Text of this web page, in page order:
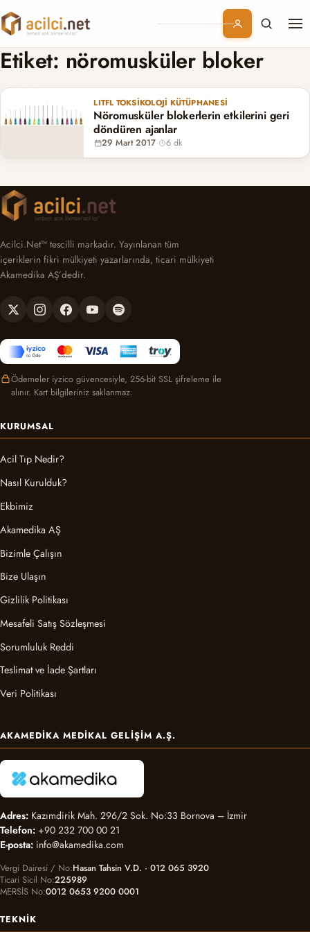
Branşlar
Konular
Kurumsal
Etiket: nöromusküler bloker
LITFL TOKSIKOLOJI KÜTÜPHANESI
Nöromusküler blokerlerin etkilerini geri
döndüren ajanlar
29 Mart 2017· 6 dk
Acilci.Net™ tescilli markadır. Yayınlanan tüm
içeriklerin fikri mülkiyeti yazarlarında, ticari mülkiyeti
Akamedika AŞ’dedir.
Ödemeler iyzico güvencesiyle, 256-bit SSL şifreleme ile
alınır. Kart bilgileriniz saklanmaz.
KURUMSAL
Acil Tıp Nedir?
Nasıl Kurulduk?
Ekbimiz
Akamedika AŞ
Bizimle Çalışın
Bize Ulaşın
Gizlilik Politikası
Mesafeli Satış Sözleşmesi
Sorumluluk Reddi
Teslimat ve İade Şartları
Veri Politikası
AKAMEDIKA MEDIKAL GELIŞIM A.Ş.
Adres: Kazımdirik Mah. 296/2 Sok. No:33 Bornova – İzmir
Telefon: +90 232 700 00 21
E-posta: info@akamedika.com
Vergi Dairesi / No Hasan Tahsin V.D. · 012 065 3920
Ticari Sicil No 225989
MERSİS No 0012 0653 9200 0001
TEKNIK